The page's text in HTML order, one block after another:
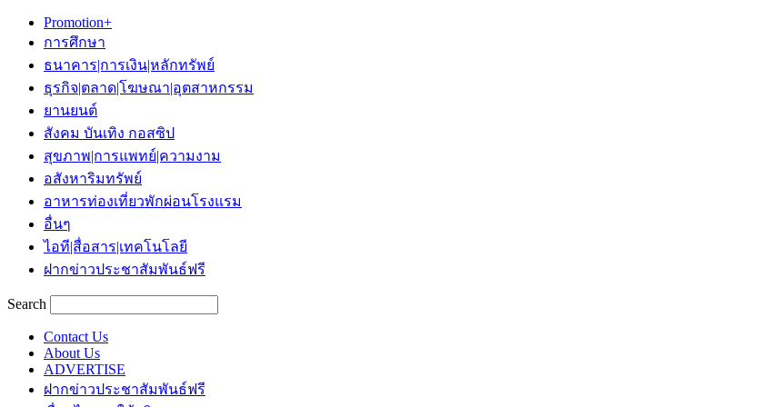
Promotion+
การศึกษา
ธนาคาร|การเงิน|หลักทรัพย์
ธุรกิจ|ตลาด|โฆษณา|อุตสาหกรรม
ยานยนต์
สังคม บันเทิง กอสซิป
สุขภาพ|การแพทย์|ความงาม
อสังหาริมทรัพย์
อาหารท่องเที่ยวพักผ่อนโรงแรม
อื่นๆ
ไอที|สื่อสาร|เทคโนโลยี
ฝากข่าวประชาสัมพันธ์ฟรี
Search
Contact Us
About Us
ADVERTISE
ฝากข่าวประชาสัมพันธ์ฟรี